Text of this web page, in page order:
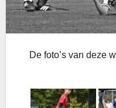
De foto’s van deze